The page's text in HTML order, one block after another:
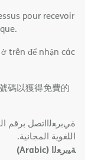
pour recevoir
trên để nhận các
碼以獲得免費的
ةﻲﺑﺮﻌﻟااﺗﺼﻞ ﺑﺮﻗﻢ
اﻟﻠﻐﻮﯾﺔ اﻟﻤﺠﺎﻧﯿﺔ.
ﺔﯿﺑﺮﻌﻟا (Arabic)